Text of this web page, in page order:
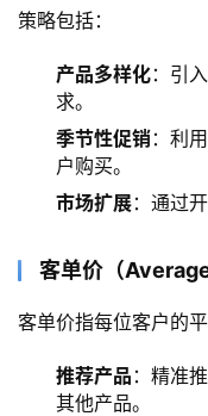
策略包括：
产品多样化：引
求。
季节性促销：利
户购买。
市场扩展：通过
客单价 （
客单价指每位客户的
推荐产品 ：精准
其他产品。